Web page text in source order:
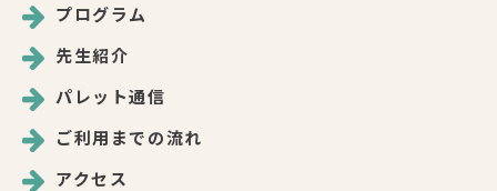
プログラム
先生紹介
パレット通信
ご利用までの流れ
アクセス